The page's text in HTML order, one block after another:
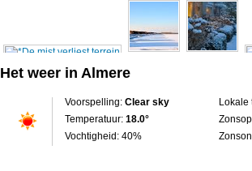
Het weer in Almere
Voorspelling: Clear sky
Temperatuur: 18.0°
Vochtigheid: 40%
Lokale